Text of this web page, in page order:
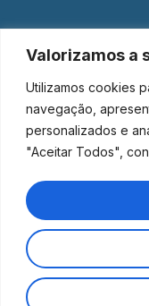
Valorizamos a
Utilizamos cookies
navegação,
personalizados e
"Aceitar Todos",
Interorto ©